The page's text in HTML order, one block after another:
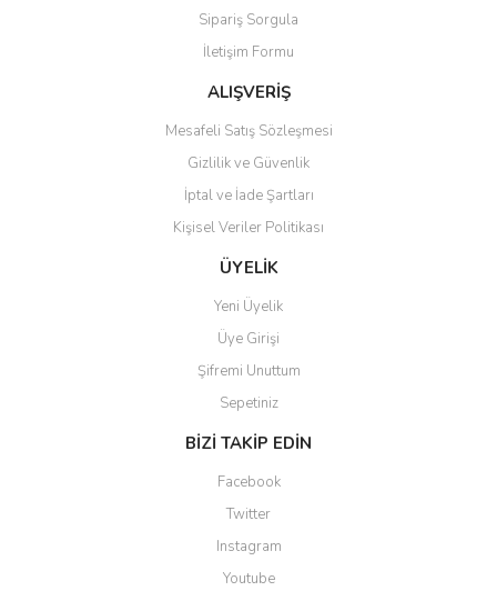
Sipariş Sorgula
İletişim Formu
ALIŞVERİŞ
Mesafeli Satış Sözleşmesi
Gizlilik ve Güvenlik
İptal ve İade Şartları
Kişisel Veriler Politikası
ÜYELİK
Yeni Üyelik
Üye Girişi
Şifremi Unuttum
Sepetiniz
BİZİ TAKİP EDİN
Facebook
Twitter
Instagram
Youtube